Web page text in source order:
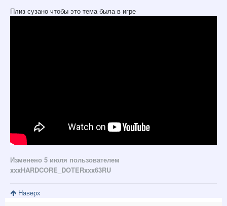
Плиз сузано чтобы это тема была в игре
Изменено 5 июля пользователем
xxxHARDCORE_DOTERxxx63RU
Наверх